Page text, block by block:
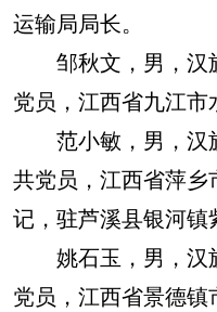
运输局局长。
邹秋文，男，汉
党员，江西省九江市
范小敏，男，汉
共党员，江西省萍
记，驻芦溪县银河镇
姚石玉，男，汉
党员，江西省景德